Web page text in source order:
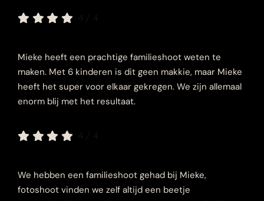
Mieke heeft een prachtige familieshoot weten te
maken. Met 6 kinderen is dit geen makkie, maar Mieke
heeft het super voor elkaar gekregen. We zijn allemaal
enorm blij met het resultaat.
We hebben een familieshoot gehad bij Mieke,
fotoshoot vinden we zelf altijd een beetje